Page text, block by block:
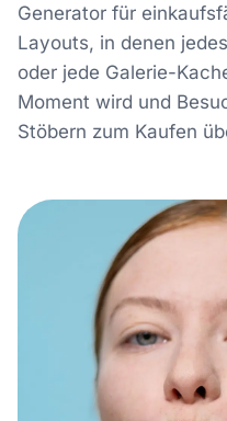
Generator für
Layouts, in denen
oder jede Galerie-
Moment wird und
Stöbern zum Kaufen